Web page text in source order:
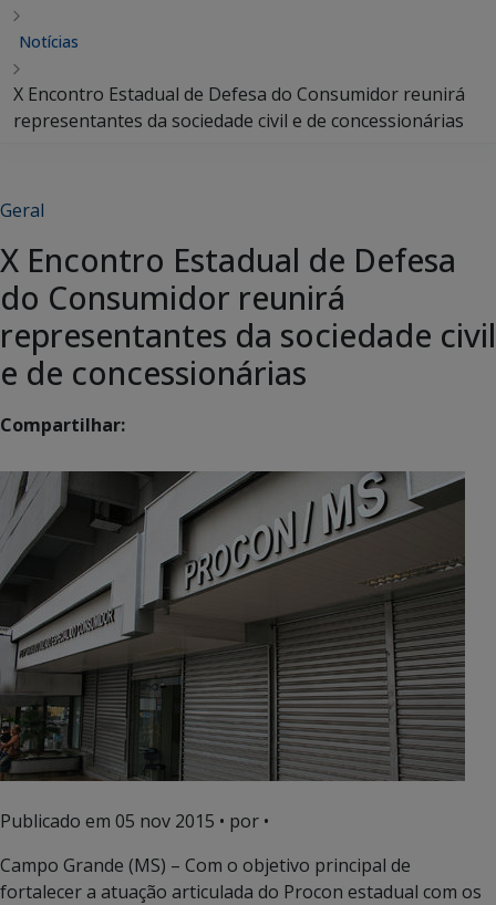
Notícias
X Encontro Estadual de Defesa do Consumidor reunirá
representantes da sociedade civil e de concessionárias
Geral
X Encontro Estadual de Defesa
do Consumidor reunirá
representantes da sociedade civil
e de concessionárias
Compartilhar:
Publicado em 05 nov 2015 • por •
Campo Grande (MS) – Com o objetivo principal de
fortalecer a atuação articulada do Procon estadual com os